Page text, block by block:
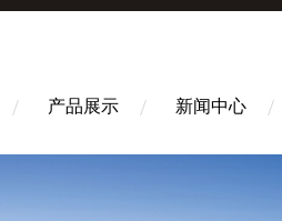
产品展示 新闻中心